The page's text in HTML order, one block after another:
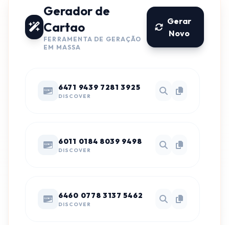
Gerador de
Cartao
FERRAMENTA DE GERAÇÃO
EM MASSA
Gerar
Novo
6471 9439 7281 3925
DISCOVER
6011 0184 8039 9498
DISCOVER
6460 0778 3137 5462
DISCOVER